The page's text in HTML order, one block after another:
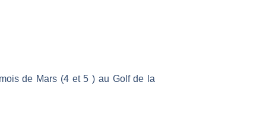
de Mars (4 et 5 ) au Golf de la